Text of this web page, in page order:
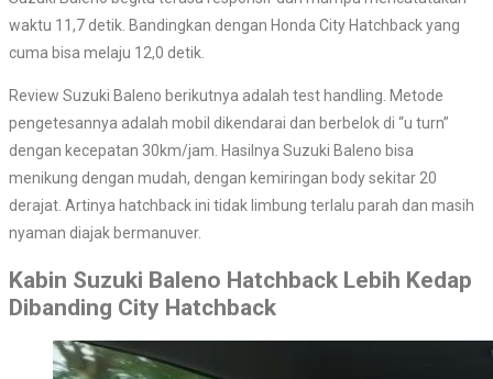
waktu 11,7 detik. Bandingkan dengan Honda City Hatchback yang
cuma bisa melaju 12,0 detik.
Review Suzuki Baleno berikutnya adalah test handling. Metode
pengetesannya adalah mobil dikendarai dan berbelok di “u turn”
dengan kecepatan 30km/jam. Hasilnya Suzuki Baleno bisa
menikung dengan mudah, dengan kemiringan body sekitar 20
derajat. Artinya hatchback ini tidak limbung terlalu parah dan masih
nyaman diajak bermanuver.
Kabin Suzuki Baleno Hatchback Lebih Kedap
Dibanding City Hatchback